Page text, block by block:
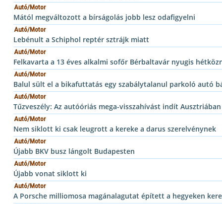
Autó/Motor
Mától megváltozott a bírságolás jobb lesz odafigyelni
Autó/Motor
Lebénult a Schiphol reptér sztrájk miatt
Autó/Motor
Felkavarta a 13 éves alkalmi sofőr Bérbaltavár nyugis
Autó/Motor
Balul sült el a bikafuttatás egy szabálytalanul parkoló autó
Autó/Motor
Tűzveszély: Az autóóriás mega-visszahívást indít Ausztriában
Autó/Motor
Nem siklott ki csak leugrott a kereke a darus szerelvénynek
Autó/Motor
Újabb BKV busz lángolt Budapesten
Autó/Motor
Újabb vonat siklott ki
Autó/Motor
A Porsche milliomosa magánalagutat épített a hegyeken